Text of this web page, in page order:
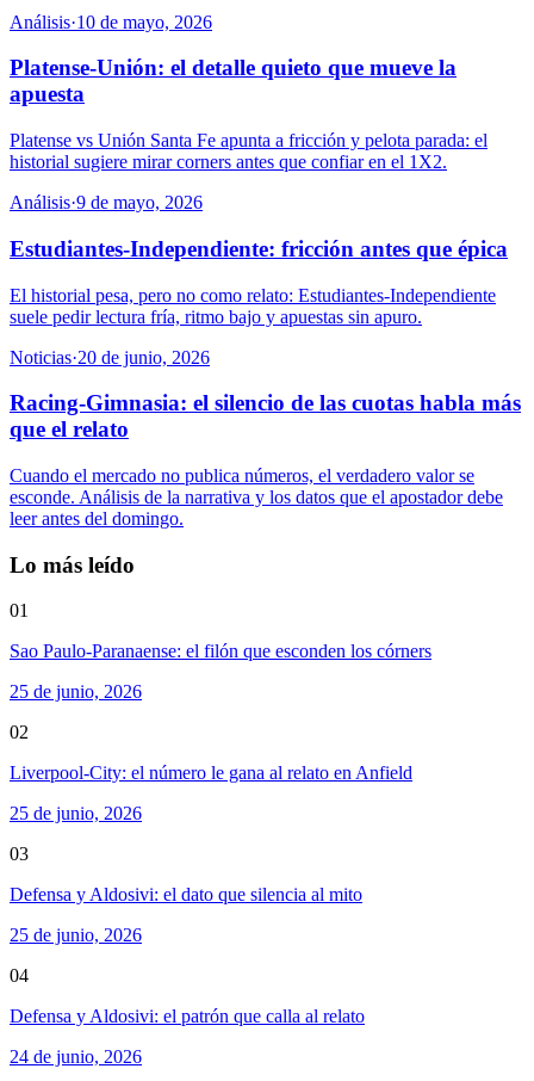
Análisis·10 de mayo, 2026
Platense-Unión: el detalle quieto que mueve la
apuesta
Platense vs Unión Santa Fe apunta a fricción y pelota parada: el
historial sugiere mirar corners antes que confiar en el 1X2.
Análisis·9 de mayo, 2026
Estudiantes-Independiente: fricción antes que épica
El historial pesa, pero no como relato: Estudiantes-Independiente
suele pedir lectura fría, ritmo bajo y apuestas sin apuro.
Noticias·20 de junio, 2026
Racing-Gimnasia: el silencio de las cuotas habla más
que el relato
Cuando el mercado no publica números, el verdadero valor se
esconde. Análisis de la narrativa y los datos que el apostador debe
leer antes del domingo.
Lo más leído
01
Sao Paulo-Paranaense: el filón que esconden los córners
25 de junio, 2026
02
Liverpool-City: el número le gana al relato en Anfield
25 de junio, 2026
03
Defensa y Aldosivi: el dato que silencia al mito
25 de junio, 2026
04
Defensa y Aldosivi: el patrón que calla al relato
24 de junio, 2026